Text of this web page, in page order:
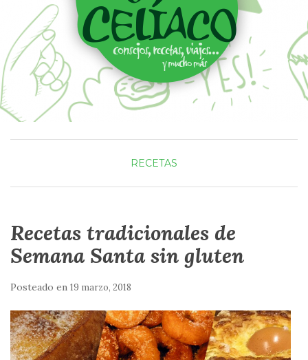
RECETAS
Recetas tradicionales de
Semana Santa sin gluten
Posteado en 19 marzo, 2018